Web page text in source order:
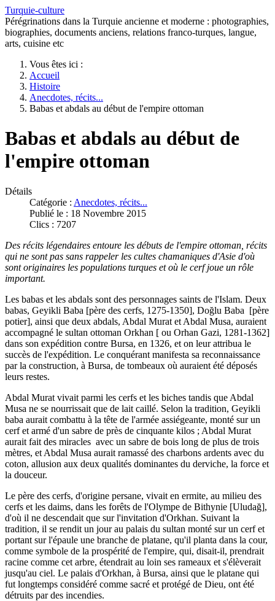
Turquie-culture
Pérégrinations dans la Turquie ancienne et moderne : photographies,
biographies, documents anciens, relations franco-turques, langue,
arts, cuisine etc
Vous êtes ici :
Accueil
Histoire
Anecdotes, récits...
Babas et abdals au début de l'empire ottoman
Babas et abdals au début de
l'empire ottoman
Détails
Catégorie : Anecdotes, récits...
Publié le : 18 Novembre 2015
Clics : 7207
Des récits légendaires entoure les débuts de l'empire ottoman, récits
qui ne sont pas sans rappeler les cultes chamaniques d'Asie d'où
sont originaires les populations turques et où le cerf joue un rôle
important.
Les babas et les abdals sont des personnages saints de l'Islam. Deux
babas, Geyikli Baba [père des cerfs, 1275-1350], Doğlu Baba [père
potier], ainsi que deux abdals, Abdal Murat et Abdal Musa, auraient
accompagné le sultan ottoman Orkhan [ ou Orhan Gazi, 1281-1362]
dans son expédition contre Bursa, en 1326, et on leur attribua le
succès de l'expédition. Le conquérant manifesta sa reconnaissance
par la construction, à Bursa, de tombeaux où auraient été déposés
leurs restes.
Abdal Murat vivait parmi les cerfs et les biches tandis que Abdal
Musa ne se nourrissait que de lait caillé. Selon la tradition, Geyikli
baba aurait combattu à la tête de l'armée assiégeante, monté sur un
cerf et armé d'un sabre de près de cinquante kilos ; Abdal Murat
aurait fait des miracles avec un sabre de bois long de plus de trois
mètres, et Abdal Musa aurait ramassé des charbons ardents avec du
coton, allusion aux deux qualités dominantes du derviche, la force et
la douceur.
Le père des cerfs, d'origine persane, vivait en ermite, au milieu des
cerfs et les daims, dans les forêts de l'Olympe de Bithynie [Uludağ],
d'où il ne descendait que sur l'invitation d'Orkhan. Suivant la
tradition, il se rendit un jour au palais du sultan monté sur un cerf et
portant sur l'épaule une branche de platane, qu'il planta dans la cour,
comme symbole de la prospérité de l'empire, qui, disait-il, prendrait
racine comme cet arbre, étendrait au loin ses rameaux et s'élèverait
jusqu'au ciel. Le palais d'Orkhan, à Bursa, ainsi que le platane qui
fut longtemps considéré comme sacré et protégé de Dieu, ont été
détruits par des incendies.